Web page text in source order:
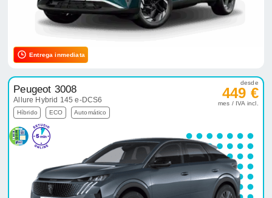
Entrega inmediata
Peugeot 3008
Allure Hybrid 145 e-DCS6
Híbrido ECO Automático
desde
449 €
mes / IVA incl.